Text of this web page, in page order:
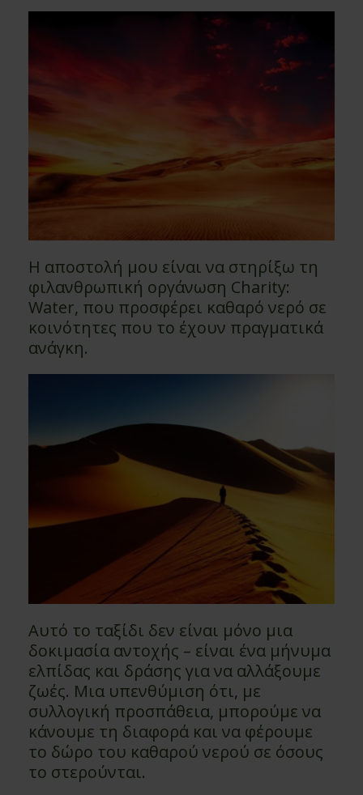
Η αποστολή μου είναι να στηρίξω τη
φιλανθρωπική οργάνωση Charity:
Water, που προσφέρει καθαρό νερό σε
κοινότητες που το έχουν πραγματικά
ανάγκη.
Αυτό το ταξίδι δεν είναι μόνο μια
δοκιμασία αντοχής – είναι ένα μήνυμα
ελπίδας και δράσης για να αλλάξουμε
ζωές. Μια υπενθύμιση ότι, με
συλλογική προσπάθεια, μπορούμε να
κάνουμε τη διαφορά και να φέρουμε
το δώρο του καθαρού νερού σε όσους
το στερούνται.